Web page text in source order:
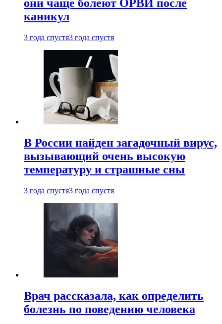
они чаще болеют ОРВИ после
каникул
3 года спустя3 года спустя
В России найден загадочный вирус,
вызывающий очень высокую
температуру и страшные сны
3 года спустя3 года спустя
Врач рассказала, как определить
болезнь по поведению человека